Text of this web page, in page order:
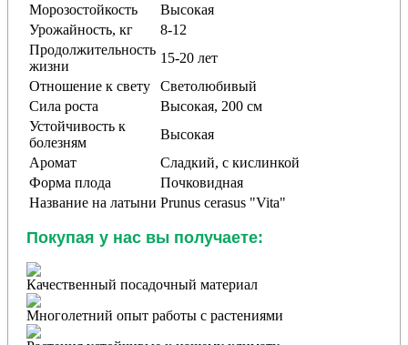
Морозостойкость
Высокая
Урожайность, кг
8-12
Продолжительность
жизни
15-20 лет
Отношение к свету
Светолюбивый
Сила роста
Высокая, 200 см
Устойчивость к
болезням
Высокая
Аромат
Сладкий, с кислинкой
Форма плода
Почковидная
Название на латыни Prunus cerasus "Vita"
Покупая у нас вы получаете:
Качественный посадочный материал
Многолетний опыт работы с растениями